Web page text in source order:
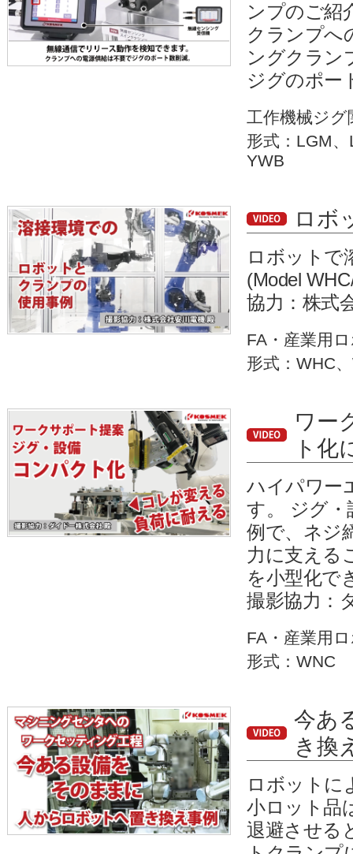
ンプのご紹
クランプへ
ングクラン
ジグのポー
工作機械ジグ
形式：LGM
YWB
ロボ
ロボットで
(Model
協力：株式
FA・産業用
形式：WHC
ワー
ト化
ハイパワー
す。 ジグ
例で、ネジ
力に支える
を小型化で
撮影協力：
FA・産業用
形式：WNC
今あ
き換
ロボットに
小ロット品
退避させる